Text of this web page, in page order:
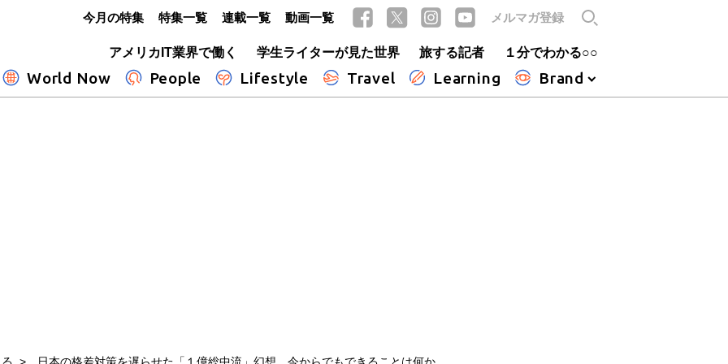
アメリカIT業界で働く
学生ライターが見た世界 旅する記者 １分でわかる○○
World Now People Lifestyle Travel Learning Brand
今月の特集 特集一覧 連載一覧 動画一覧 メルマガ登録